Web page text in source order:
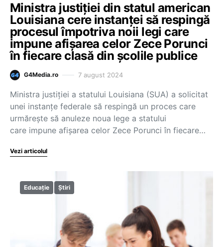
Ministra justiției din statul american
Louisiana cere instanței să respingă
procesul împotriva noii legi care
impune afișarea celor Zece Porunci
în fiecare clasă din școlile publice
G4Media.ro 7 august 2024
Ministra justiției a statului Louisiana (SUA) a solicitat
unei instanțe federale să respingă un proces care
urmărește să anuleze noua lege a statului
care impune afișarea celor Zece Porunci în fiecare…
Vezi articolul
Educație Știri